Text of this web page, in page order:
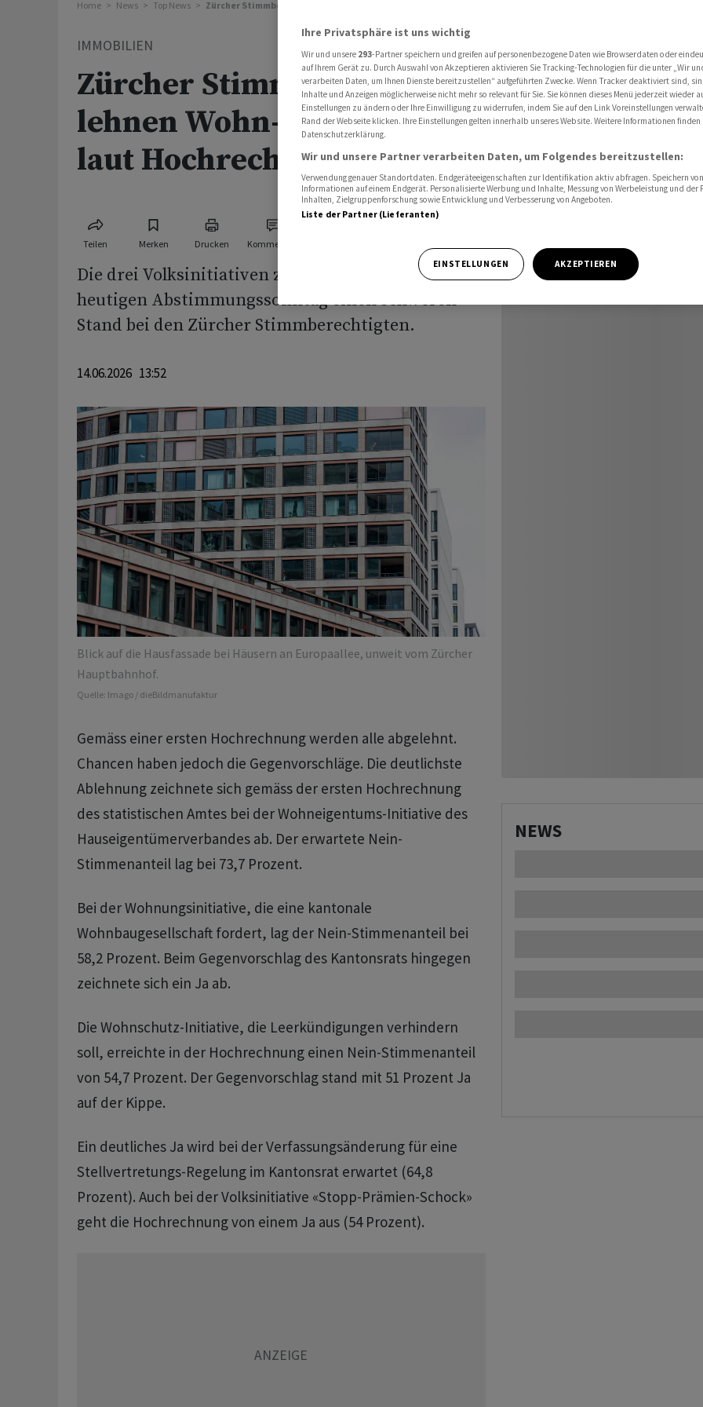
Home News Top News Zürcher Stimmberechtigte lehnen Wohn-Initiativen laut Hochrechnung ab
IMMOBILIEN
Zürcher Stimmberechtigte
lehnen Wohn-Initiativen
laut Hochrechnung ab
Teilen Merken Drucken Kommentare
Die drei Volksinitiativen zur Wohnpolitik haben am
heutigen Abstimmungssonntag einen schweren
Stand bei den Zürcher Stimmberechtigten.
14.06.2026 13:52
Blick auf die Hausfassade bei Häusern an Europaallee, unweit vom Zürcher
Hauptbahnhof.
Quelle: Imago / dieBildmanufaktur
Gemäss einer ersten Hochrechnung werden alle abgelehnt.
Chancen haben jedoch die Gegenvorschläge. Die deutlichste
Ablehnung zeichnete sich gemäss der ersten Hochrechnung
des statistischen Amtes bei der Wohneigentums-Initiative des
Hauseigentümerverbandes ab. Der erwartete Nein-
Stimmenanteil lag bei 73,7 Prozent.
Bei der Wohnungsinitiative, die eine kantonale
Wohnbaugesellschaft fordert, lag der Nein-Stimmenanteil bei
58,2 Prozent. Beim Gegenvorschlag des Kantonsrats hingegen
zeichnete sich ein Ja ab.
Die Wohnschutz-Initiative, die Leerkündigungen verhindern
soll, erreichte in der Hochrechnung einen Nein-Stimmenanteil
von 54,7 Prozent. Der Gegenvorschlag stand mit 51 Prozent Ja
auf der Kippe.
Ein deutliches Ja wird bei der Verfassungsänderung für eine
Stellvertretungs-Regelung im Kantonsrat erwartet (64,8
Prozent). Auch bei der Volksinitiative «Stopp-Prämien-Schock»
geht die Hochrechnung von einem Ja aus (54 Prozent).
NEWS
Ihre Privatsphäre ist uns wichtig
Wir und unsere 293-Partner speichern und greifen auf personenbezogene Daten wie Browserdaten oder
auf Ihrem Gerät zu. Durch Auswahl von Akzeptieren aktivieren Sie Tracking-Technologien für die unter „Wir
verarbeiten Daten, um Ihnen Dienste bereitzustellen“ aufgeführten Zwecke. Wenn Tracker deaktiviert sind,
Inhalte und Anzeigen möglicherweise nicht mehr so relevant für Sie. Sie können dieses Menü jederzeit wieder
Einstellungen zu ändern oder Ihre Einwilligung zu widerrufen, indem Sie auf den Link Voreinstellungen
Rand der Webseite klicken. Ihre Einstellungen gelten innerhalb unseres Website. Weitere Informationen finden
Datenschutzerklärung.
Wir und unsere Partner verarbeiten Daten, um Folgendes bereitzustellen:
Verwendung genauer Standortdaten. Endgeräteeigenschaften zur Identifikation aktiv abfragen. Speichern
Informationen auf einem Endgerät. Personalisierte Werbung und Inhalte, Messung von Werbeleistung und der
Inhalten, Zielgruppenforschung sowie Entwicklung und Verbesserung von Angeboten.
Liste der Partner (Lieferanten)
EINSTELLUNGEN AKZEPTIEREN